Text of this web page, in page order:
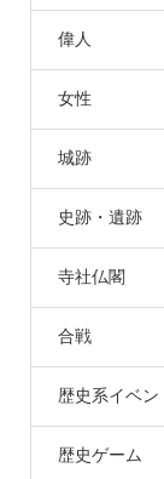
偉人
女性
城跡
史跡・遺跡
寺社仏閣
合戦
歴史系イベン
歴史ゲーム